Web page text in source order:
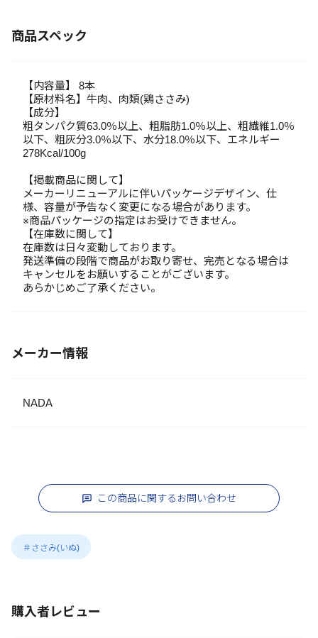
商品スペック
【内容量】 8本
【原材料名】牛肉、肉類(鶏ささみ)
【成分】
粗タンパク質63.0％以上、粗脂肪1.0％以上、粗繊維1.0％
以下、粗灰分3.0％以下、水分18.0％以下、エネルギー
278Kcal/100g
【掲載商品に関して】
メーカーリニューアルに伴いパッケージデザイン、仕
様、容量が予告なく変更になる場合があります。
※商品パッケージの指定はお受けできません。
【在庫数に関して】
在庫数は日々変動しております。
発送準備の段階で商品がお取り寄せ、完売となる場合は
キャンセルをお願いすることがございます。
あらかじめご了承ください。
メーカー情報
NADA
この商品に関するお問い合わせ
＃ささみ(いぬ)
購入者レビュー